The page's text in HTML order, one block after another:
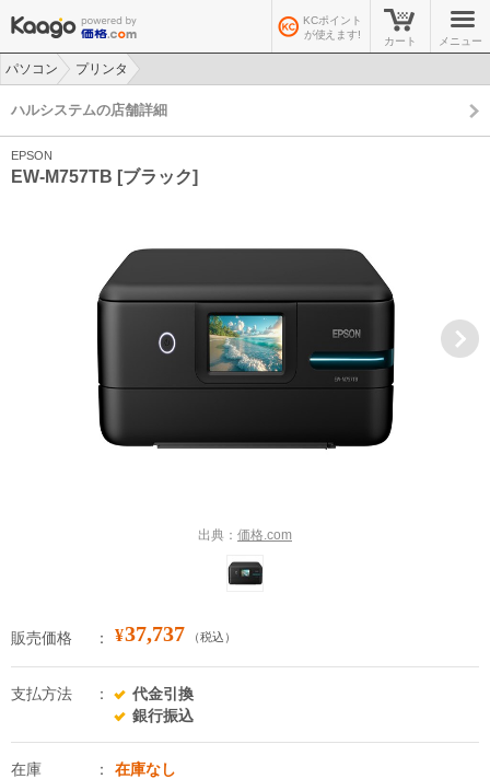
KCポイント
が使えます!
カート メニュー
パソコン
プリンタ
ハルシステムの店舗詳細
EPSON
EW-M757TB [ブラック]
出典： 価格.com
販売価格 ¥37,737 （税込）
支払方法
代金引換
銀行振込
在庫 在庫なし